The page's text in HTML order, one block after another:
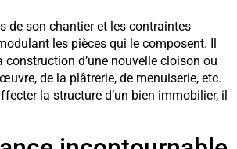
de son chantier et les contraintes
les pièces qui le composent. Il
d’une nouvelle cloison ou
de la plâtrerie, de menuiserie, etc.
la structure d’un bien immobilier, il